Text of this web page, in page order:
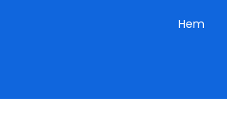
Hem